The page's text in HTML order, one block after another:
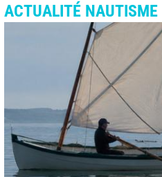
ACTUALITÉ NAUTISME